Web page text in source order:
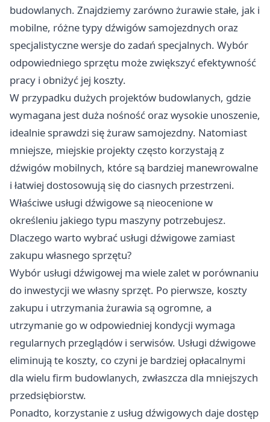
budowlanych. Znajdziemy zarówno żurawie stałe, jak i
mobilne, różne typy dźwigów samojezdnych oraz
specjalistyczne wersje do zadań specjalnych. Wybór
odpowiedniego sprzętu może zwiększyć efektywność
pracy i obniżyć jej koszty.
W przypadku dużych projektów budowlanych, gdzie
wymagana jest duża nośność oraz wysokie unoszenie,
idealnie sprawdzi się żuraw samojezdny. Natomiast
mniejsze, miejskie projekty często korzystają z
dźwigów mobilnych, które są bardziej manewrowalne
i łatwiej dostosowują się do ciasnych przestrzeni.
Właściwe usługi dźwigowe są nieocenione w
określeniu jakiego typu maszyny potrzebujesz.
Dlaczego warto wybrać usługi dźwigowe zamiast
zakupu własnego sprzętu?
Wybór usługi dźwigowej ma wiele zalet w porównaniu
do inwestycji we własny sprzęt. Po pierwsze, koszty
zakupu i utrzymania żurawia są ogromne, a
utrzymanie go w odpowiedniej kondycji wymaga
regularnych przeglądów i serwisów. Usługi dźwigowe
eliminują te koszty, co czyni je bardziej opłacalnymi
dla wielu firm budowlanych, zwłaszcza dla mniejszych
przedsiębiorstw.
Ponadto, korzystanie z usług dźwigowych daje dostęp